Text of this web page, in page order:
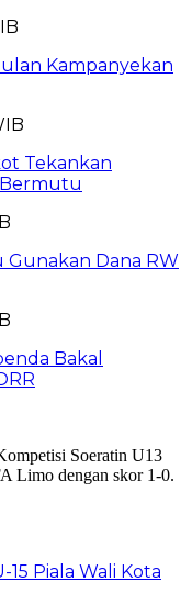
Kampanyekan
Tekankan
Gunakan Dana RW
Bakal
15 Piala Wali Kota